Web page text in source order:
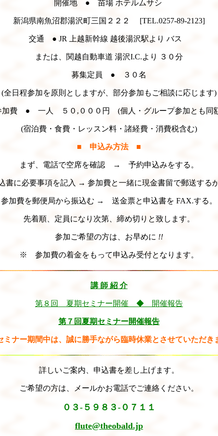
開催地 ● 苗場 ホテルムサシ
新潟県南魚沼郡湯沢町三国２２２ [TEL.0257-89-2123]
交通 ● JR 上越新幹線 越後湯沢駅より バス
または、関越自動車道 湯沢I.C.より ３０分
募集定員 ● ３０名
(全日程参加を原則としますが、部分参加もご相談に応じます)
加費 ● 一人 ５０,０００円 (個人・グループ参加とも同
(宿泊費・食費・レッスン料・諸経費・消費税含む)
■ 申込み方法■
まず、電話で空席を確認 → 予約申込みをする。
書に必要事項を記入 → 参加費と一緒に現金書留で郵送する
参加費を郵便局から振込む → 送金票と申込書を FAX.する。
先着順、定員になり次第、締め切りと致します。
参加ご希望の方は、お早めに !!
※ 参加費の着金をもって申込み受付となります。
講 師 紹 介
第８回 夏期セミナー開催 ◆ 開催報告
第７回夏期セミナー開催報告
ナー期間中は、誠に勝手ながら臨時休業とさせていただき
詳しいご案内、申込書を差し上げます。
ご希望の方は、メールかお電話でご連絡ください。
０３-５９８３-０７１１
flute@theobald.jp